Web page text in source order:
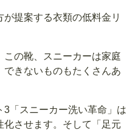
提案する衣類の低料金リ
この靴、スニーカーは家庭
きないものもたくさんあ
3「スニーカー洗い革命」は
させます。そして「足元